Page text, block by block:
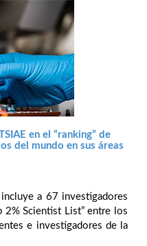
en el “ranking” de
del mundo en sus áreas
a 67 investigadores
2% Scientist List” entre los
e investigadores de la